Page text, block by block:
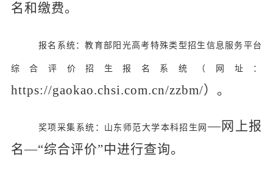
名和缴费。
报名系统：教育部阳光高考特殊类型招生信息服务平台
综合评价招生报名系统（网址：
https://gaokao.chsi.com.cn/zzbm/）。
奖项采集系统：山东师范大学本科招生网—网上报
名—“综合评价”中进行查询。